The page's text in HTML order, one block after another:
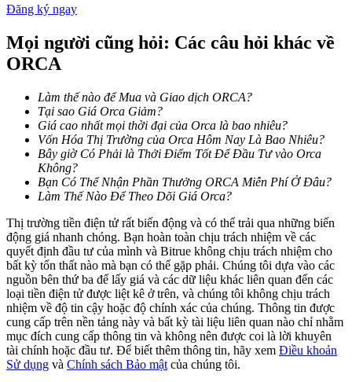
Đầu tư độc quyền cho người nắm giữ BTR
Khoản vay
Dịch vụ vay được hỗ trợ bằng tiền điện tử
Đăng ký ngay
Mọi người cũng hỏi: Các câu hỏi khác về
ORCA
Làm thế nào để Mua và Giao dịch ORCA?
Tại sao Giá Orca Giảm?
Giá cao nhất mọi thời đại của Orca là bao nhiêu?
Vốn Hóa Thị Trường của Orca Hôm Nay Là Bao Nhiêu?
Bây giờ Có Phải là Thởi Điểm Tốt Để Đầu Tư vào Orca
Không?
Bạn Có Thể Nhận Phần Thưởng ORCA Miễn Phí Ở Đâu?
Làm Thế Nào Để Theo Dõi Giá Orca?
Thị trường tiền điện tử rất biến động và có thể trải qua những biến
động giá nhanh chóng. Bạn hoàn toàn chịu trách nhiệm về các
quyết định đầu tư của mình và Bitrue không chịu trách nhiệm cho
bất kỳ tổn thất nào mà bạn có thể gặp phải. Chúng tôi dựa vào các
nguồn bên thứ ba để lấy giá và các dữ liệu khác liên quan đến các
loại tiền điện tử được liệt kê ở trên, và chúng tôi không chịu trách
nhiệm về độ tin cậy hoặc độ chính xác của chúng. Thông tin được
cung cấp trên nền tảng này và bất kỳ tài liệu liên quan nào chỉ nhằm
mục đích cung cấp thông tin và không nên được coi là lời khuyên
tài chính hoặc đầu tư. Để biết thêm thông tin, hãy xem Điều khoản
Sử dụng và Chính sách Bảo mật của chúng tôi.